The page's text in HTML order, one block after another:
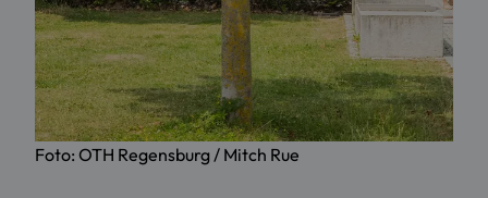
Foto: OTH Regensburg / Mitch Rue